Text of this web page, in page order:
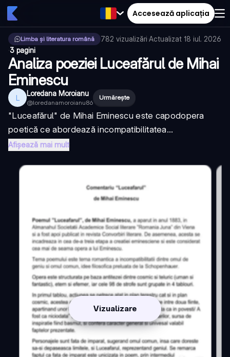
Accesează aplicația
Limba și literatura română 782 vizualizări·Actualizat 18 iul. 2026
·3 pagini
Analiza poeziei Luceafărul de Mihai
Eminescu
L Loredana Moroianu
@loredanamoroianu86
Urmărește
"Luceafărul" de Mihai Eminescu este capodopera
poetică ce abordează incompatibilitatea...
Afișează mai mult
Vizualizare